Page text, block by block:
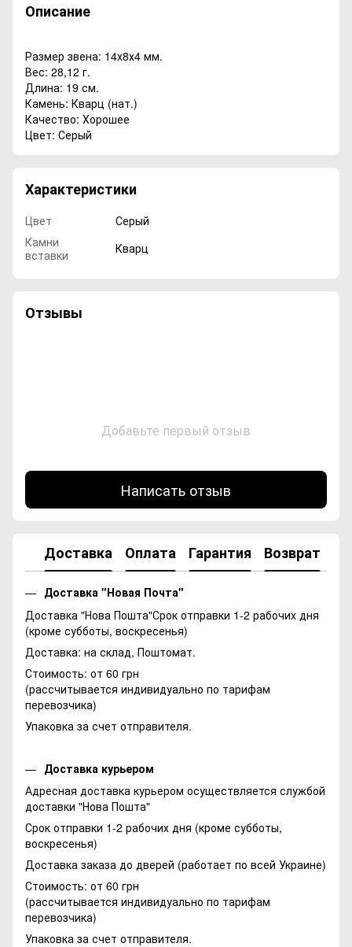
Описание
Размер звена: 14х8х4 мм.
Вес: 28,12 г.
Длина: 19 см.
Камень: Кварц (нат.)
Качество: Хорошее
Цвет: Серый
Характеристики
Цвет
Серый
Камни
вставки
Кварц
Отзывы
Добавьте первый отзыв
Написать отзыв
Доставка Оплата Гарантия Возврат
Доставка "Новая Почта"
Доставка "Нова Пошта"Срок отправки 1-2 рабочих дня
(кроме субботы, воскресенья)
Доставка: на склад, Поштомат.
Стоимость: от 60 грн
(рассчитывается индивидуально по тарифам
перевозчика)
Упаковка за счет отправителя.
Доставка курьером
Адресная доставка курьером осуществляется службой
доставки "Нова Пошта"
Срок отправки 1-2 рабочих дня (кроме субботы,
воскресенья)
Доставка заказа до дверей (работает по всей Украине)
Стоимость: от 60 грн
(рассчитывается индивидуально по тарифам
перевозчика)
Упаковка за счет отправителя.